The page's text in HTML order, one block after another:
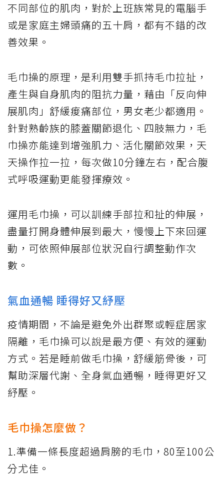
不同部位的肌肉，對於上班族常見的電腦手
或是家庭主婦頭痛的五十肩，都有不錯的改
善效果。
毛巾操的原理，是利用雙手抓持毛巾拉扯，
產生與自身肌肉的阻抗力量，藉由「反向伸
展肌肉」舒緩痠痛部位，男女老少都適用。
針對熟齡族的膝蓋關節退化、四肢無力，毛
巾操亦能達到增強肌力、活化關節效果，天
天操作拉一拉，每次做10分鐘左右，配合腹
式呼吸運動更能發揮療效。
運用毛巾操，可以訓練手部拉和扯的伸展，
盡量打開身體伸展到最大，慢慢上下來回運
動，可依照伸展部位狀況自行調整動作次
數。
氣血通暢 睡得好又紓壓
疫情期間，不論是避免外出群聚或輕症居家
隔離，毛巾操可以說是最方便、有效的運動
方式。若是睡前做毛巾操，舒緩筋骨後，可
幫助深層代謝、全身氣血通暢，睡得更好又
紓壓。
毛巾操怎麼做？
1.準備一條長度超過肩膀的毛巾，80至100公
分尤佳。